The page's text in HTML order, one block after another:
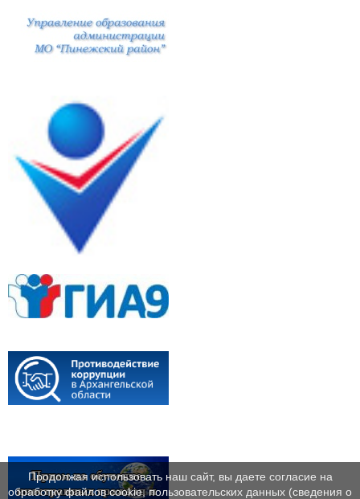
Продолжая использовать наш сайт, вы даете согласие на
обработку файлов cookie, пользовательских данных (сведения о